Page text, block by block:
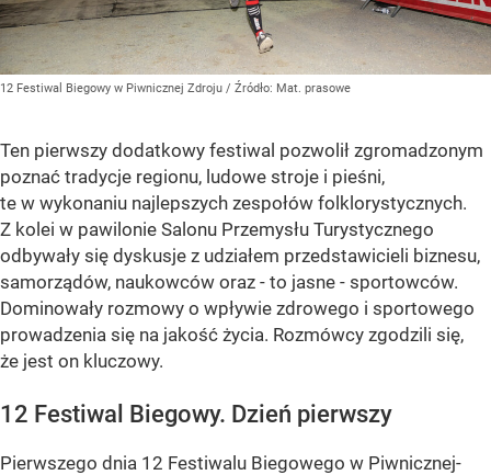
12 Festiwal Biegowy w Piwnicznej Zdroju / Źródło: Mat. prasowe
Ten pierwszy dodatkowy festiwal pozwolił zgromadzonym
poznać tradycje regionu, ludowe stroje i pieśni,
te w wykonaniu najlepszych zespołów folklorystycznych.
Z kolei w pawilonie Salonu Przemysłu Turystycznego
odbywały się dyskusje z udziałem przedstawicieli biznesu,
samorządów, naukowców oraz - to jasne - sportowców.
Dominowały rozmowy o wpływie zdrowego i sportowego
prowadzenia się na jakość życia. Rozmówcy zgodzili się,
że jest on kluczowy.
12 Festiwal Biegowy. Dzień pierwszy
Pierwszego dnia 12 Festiwalu Biegowego w Piwnicznej-